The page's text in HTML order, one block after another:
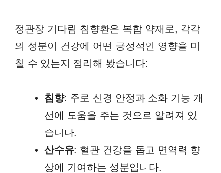
정관장 기다림 침향환은 복합 약재로, 각각
의 성분이 건강에 어떤 긍정적인 영향을 미
칠 수 있는지 정리해 봤습니다:
침향: 주로 신경 안정과 소화 기능 개
선에 도움을 주는 것으로 알려져 있
습니다.
산수유: 혈관 건강을 돕고 면역력 향
상에 기여하는 성분입니다.